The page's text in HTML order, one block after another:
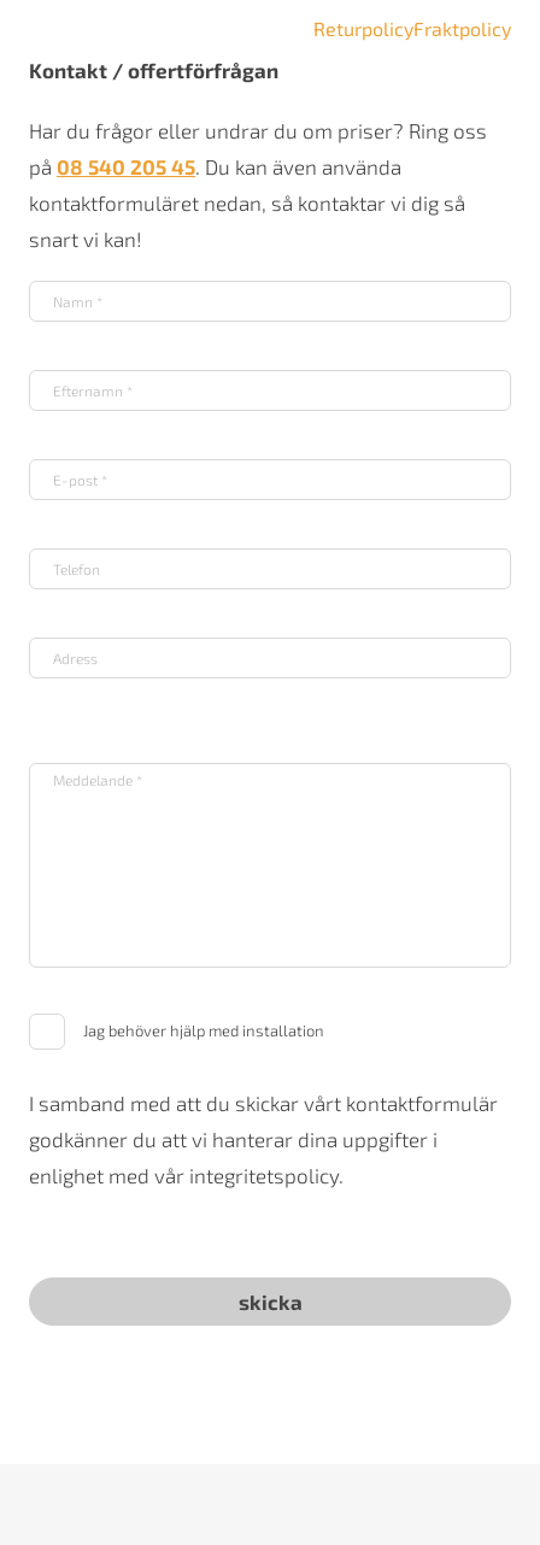
ReturpolicyFraktpolicy
Kontakt / offertförfrågan
Har du frågor eller undrar du om priser? Ring oss
på 08 540 205 45. Du kan även använda
kontaktformuläret nedan, så kontaktar vi dig så
snart vi kan!
Jag behöver hjälp med installation
I samband med att du skickar vårt kontaktformulär
godkänner du att vi hanterar dina uppgifter i
enlighet med vår integritetspolicy.